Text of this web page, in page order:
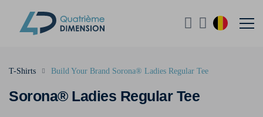
Sorona® Ladies Regular Tee
T-Shirts Build Your Brand Sorona® Ladies Regular Tee